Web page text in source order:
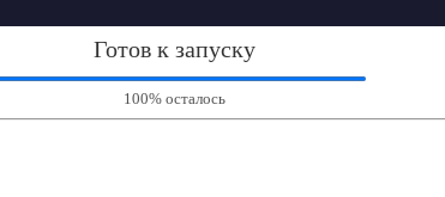
Готов к запуску
100% осталось